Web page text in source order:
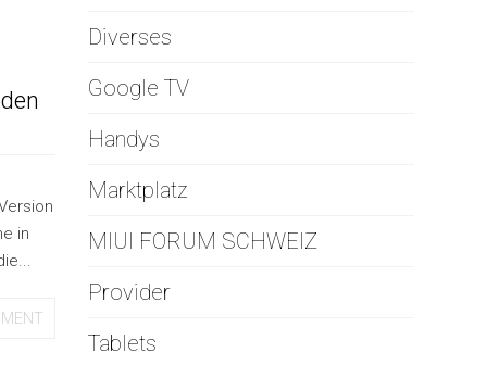
in
Diverses
Google TV
Handys
Marktplatz
MIUI FORUM SCHWEIZ
Provider
Tablets